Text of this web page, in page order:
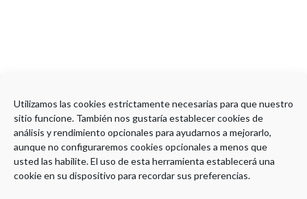
Utilizamos las cookies estrictamente necesarias para que nuestro
sitio funcione. También nos gustaría establecer cookies de
análisis y rendimiento opcionales para ayudarnos a mejorarlo,
aunque no configuraremos cookies opcionales a menos que
usted las habilite. El uso de esta herramienta establecerá una
cookie en su dispositivo para recordar sus preferencias.